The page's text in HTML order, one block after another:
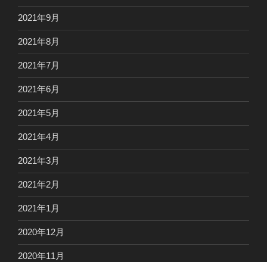
2021年9月
2021年8月
2021年7月
2021年6月
2021年5月
2021年4月
2021年3月
2021年2月
2021年1月
2020年12月
2020年11月